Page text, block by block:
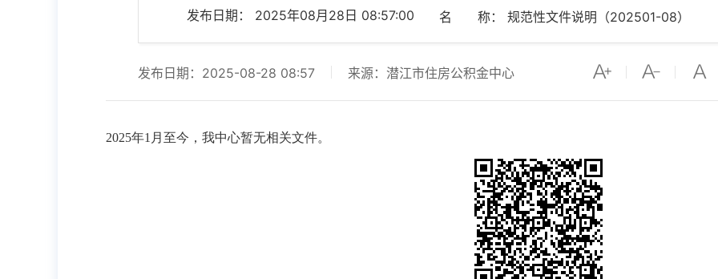
发布日期： 2025年08月28日 08:57:00
名 称： 规范性文件说明（202501-08）
发布日期：2025-08-28 08:57 来源：潜江市住房公积金中心
2025年1月至今，我中心暂无相关文件。